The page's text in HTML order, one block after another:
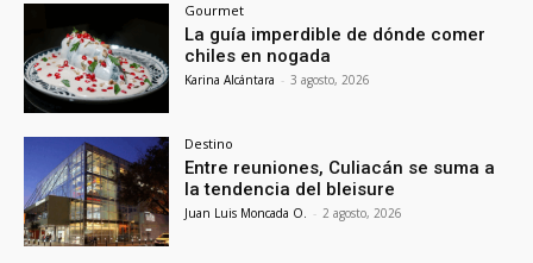
Gourmet
La guía imperdible de dónde comer
chiles en nogada
Karina Alcántara - 3 agosto, 2026
Destino
Entre reuniones, Culiacán se suma a
la tendencia del bleisure
Juan Luis Moncada O. - 2 agosto, 2026